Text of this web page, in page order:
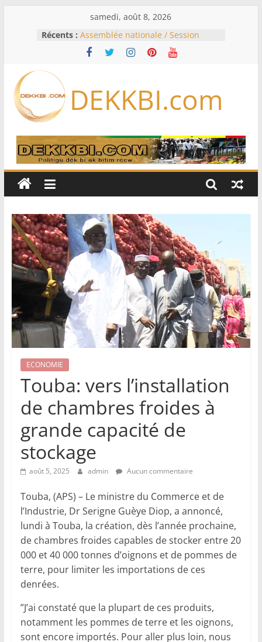
samedi, août 8, 2026
Récents : Assemblée nationale / Session
extraordinaire: Six commissions
d’enquête à l’ordre du jour ce lundi
Bénin: Patrice Talon élu président
du Sénat, moins de trois mois
Pakistan et la Turquie signent un
accord de défense
RD Congo: Kinshasa interdit les
exportations de cuivre et de cobalt
production
DEKKBI.com
ECONOMIE
Touba: vers l’installation
de chambres froides à
grande capacité de
stockage
août 5, 2025 admin Aucun commentaire
Touba, (APS) – Le ministre du Commerce et de
l’Industrie, Dr Serigne Guèye Diop, a annoncé,
lundi à Touba, la création, dès l’année prochaine,
de chambres froides capables de stocker entre 20
000 et 40 000 tonnes d’oignons et de pommes de
terre, pour limiter les importations de ces
denrées.
‎”J’ai constaté que la plupart de ces produits,
notamment les pommes de terre et les oignons,
sont encore importés. Pour aller plus loin, nous